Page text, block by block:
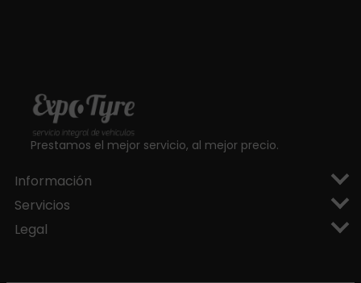
Prestamos el mejor servicio, al mejor precio.
Información
Servicios
Legal